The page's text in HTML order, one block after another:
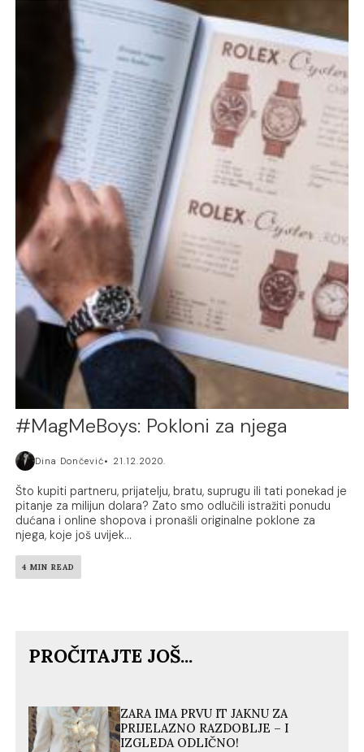
#MagMeBoys: Pokloni za njega
Dina Dončević 21.12.2020.
Što kupiti partneru, prijatelju, bratu, suprugu ili tati ponekad je
pitanje za milijun dolara? Zato smo odlučili istražiti ponudu
dućana i online shopova i pronašli originalne poklone za
njega, koje još uvijek...
4 MIN READ
PROČITAJTE JOŠ...
ZARA IMA PRVU IT JAKNU ZA
PRIJELAZNO RAZDOBLJE – I
IZGLEDA ODLIČNO!